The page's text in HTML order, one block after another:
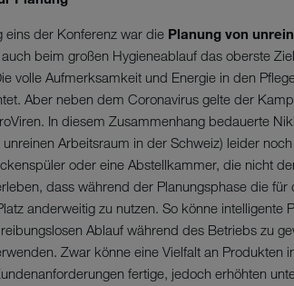
eins der Konferenz war die Planung von
beim großen Hygieneablauf das oberste
volle Aufmerksamkeit und Energie in den
Aber neben dem Coronavirus gelte der
In diesem Zusammenhang bedauerte
Arbeitsraum in der Schweiz) leider
oder eine Abstellkammer, die nicht
dass während der Planungsphase die
anderweitig zu nutzen. So könne intelligente
Ablauf während des Betriebs zu
Zwar könne eine Vielfalt an
fertige, jedoch erhöhten